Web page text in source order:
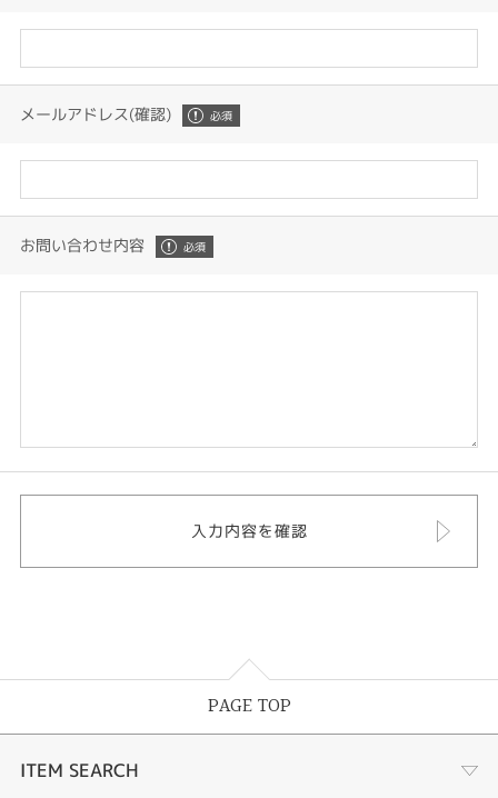
メールアドレス(確認)
お問い合わせ内容
PAGE TOP
ITEM SEARCH